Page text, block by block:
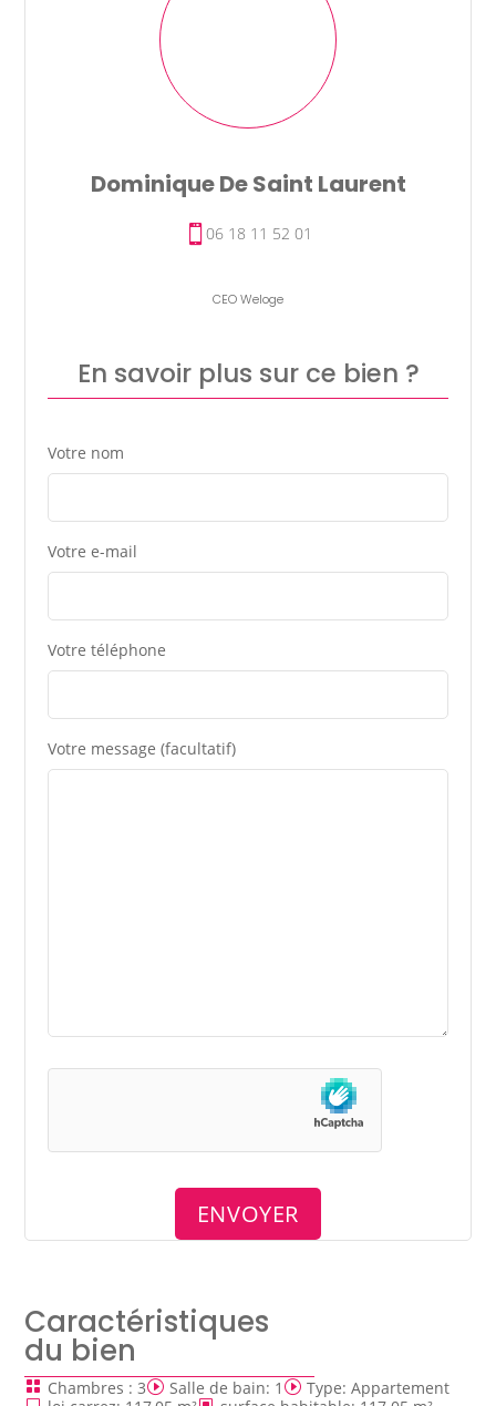
Dominique De Saint Laurent
CEO Weloge
06 18 11 52 01
En savoir plus sur ce bien ?
Votre nom
Votre e-mail
Votre téléphone
Votre message (facultatif)
Caractéristiques
du bien
Chambres :3 Salle de bain: 1 Type:Appartement